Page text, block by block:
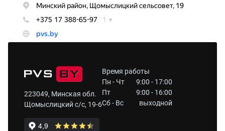
223049, Минская обл.
Щомыслицкий с/с, 19-6
Время работы
Пн - Чт
9:00 - 17:00
Пт
9:00 - 16:00
Сб - Вс
выходной